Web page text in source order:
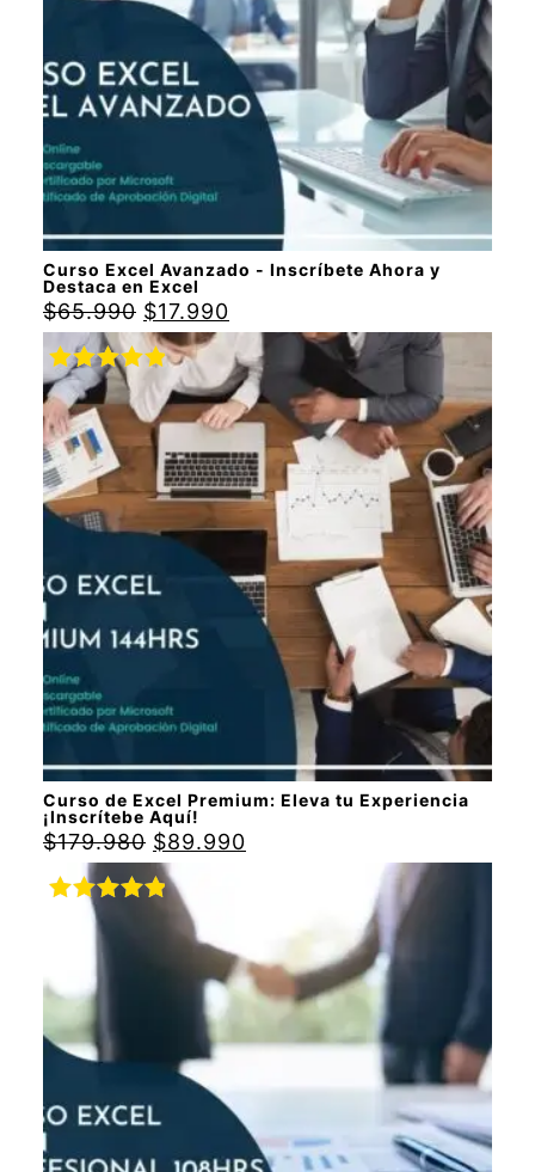
Curso Excel Avanzado - Inscríbete Ahora y
Destaca en Excel
$65.990 $17.990
Curso de Excel Premium: Eleva tu Experiencia
¡Inscrítebe Aquí!
Valorado
con5.00de
5
$179.980 $89.990
Valorado
5.00